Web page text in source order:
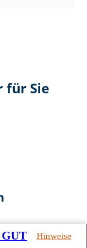
für Sie
GUT Hinweise